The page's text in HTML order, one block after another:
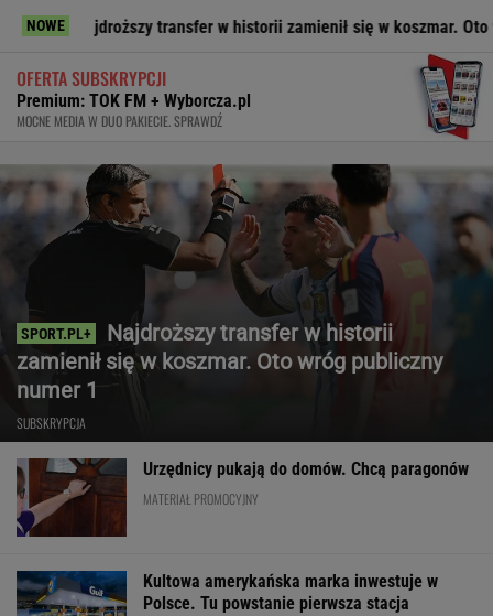
NOWE transfer w historii zamienił się w koszmar. Oto wróg
OFERTA SUBSKRYPCJI
Premium: TOK FM + Wyborcza.pl
MOCNE MEDIA W DUO PAKIECIE. SPRAWDŹ
Najdroższy transfer w historii
zamienił się w koszmar. Oto wróg publiczny
numer 1
SUBSKRYPCJA
Urzędnicy pukają do domów. Chcą paragonów
MATERIAŁ PROMOCYJNY
Kultowa amerykańska marka inwestuje w
Polsce. Tu powstanie pierwsza stacja